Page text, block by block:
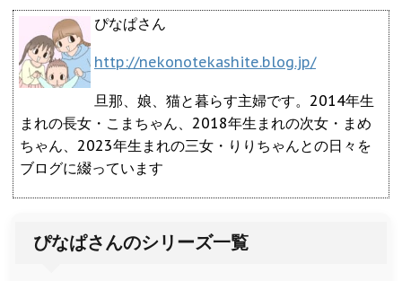
ぴなぱさん
http://nekonotekashite.blog.jp/
旦那、娘、猫と暮らす主婦です。2014年生
まれの長女・こまちゃん、2018年生まれの次女・まめ
ちゃん、2023年生まれの三女・りりちゃんとの日々を
ブログに綴っています
ぴなぱさんのシリーズ一覧